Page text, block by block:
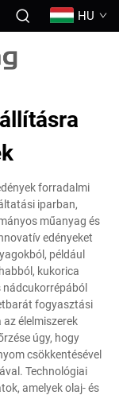
HU
forradalmi
iparban,
műanyag és
edényeket
például
kukorica
fogyasztási
élelmiszerek
úgy, hogy
csökkentésével
Technológiai
amelyek olaj- és